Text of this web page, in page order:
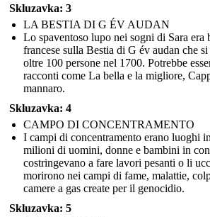
Skluzavka: 3
LA BESTIA DI G ÉV AUDAN
Lo spaventoso lupo nei sogni di Sara era
francese sulla Bestia di G év audan che
oltre 100 persone nel 1700. Potrebbe
racconti come La bella e la migliore,
mannaro.
Skluzavka: 4
CAMPO DI CONCENTRAMENTO
I campi di concentramento erano luoghi
milioni di uomini, donne e bambini in
costringevano a fare lavori pesanti o li
morirono nei campi di fame, malattie,
camere a gas create per il genocidio.
Skluzavka: 5